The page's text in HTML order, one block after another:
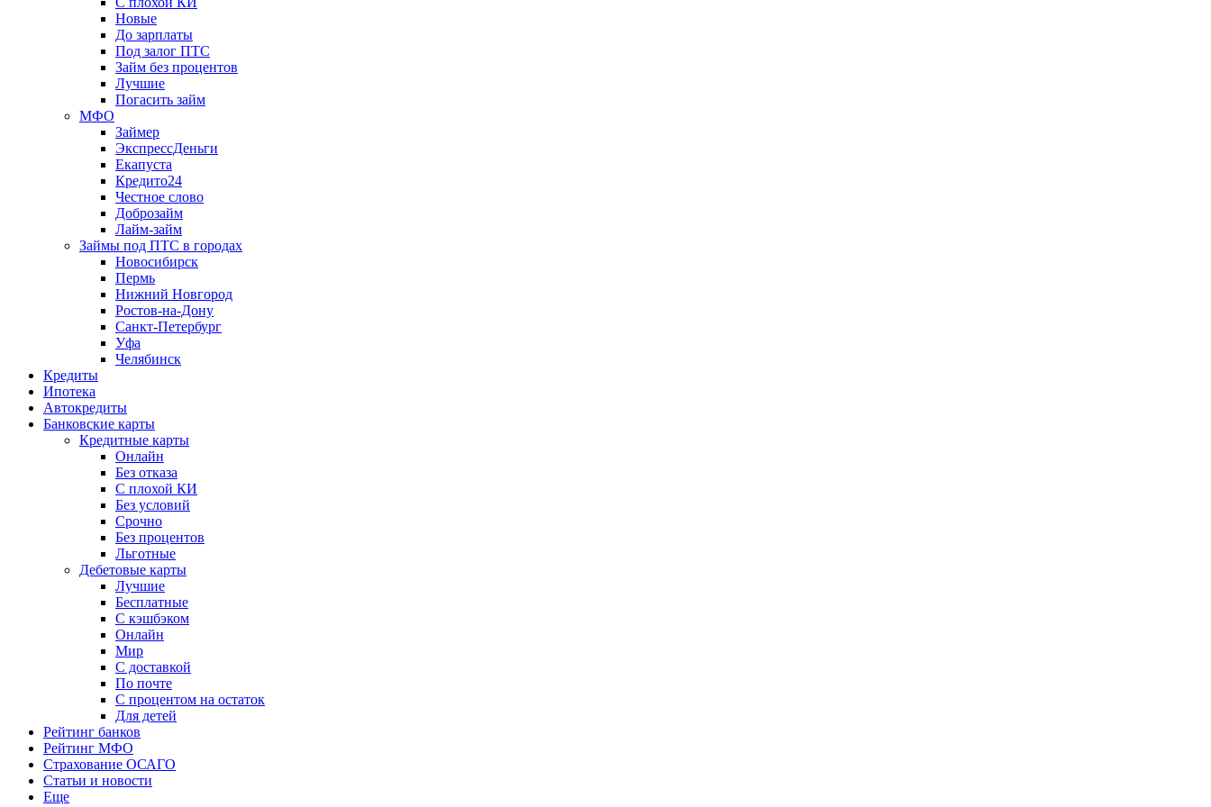
Новые
До зарплаты
Под залог ПТС
Займ без процентов
Лучшие
Погасить займ
МФО
Займер
ЭкспрессДеньги
Екапуста
Кредито24
Честное слово
Доброзайм
Лайм-займ
Займы под ПТС в городах
Новосибирск
Пермь
Нижний Новгород
Ростов-на-Дону
Санкт-Петербург
Уфа
Челябинск
Кредиты
Ипотека
Автокредиты
Банковские карты
Кредитные карты
Онлайн
Без отказа
С плохой КИ
Без условий
Срочно
Без процентов
Льготные
Дебетовые карты
Лучшие
Бесплатные
С кэшбэком
Онлайн
Мир
С доставкой
По почте
С процентом на остаток
Для детей
Рейтинг банков
Рейтинг МФО
Страхование ОСАГО
Статьи и новости
Еще